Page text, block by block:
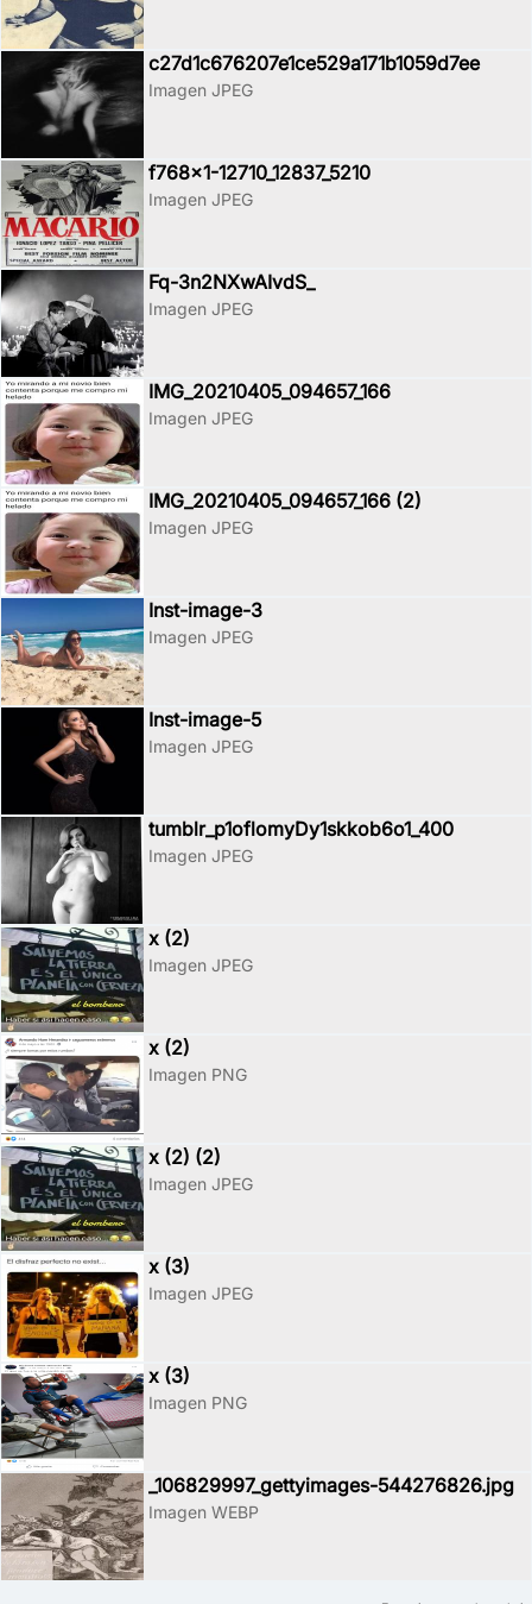
c27d1c676207e1ce529a171b1059d7ee
Imagen JPEG
f768x1-12710_12837_5210
Imagen JPEG
Fq-3n2NXwAIvdS_
Imagen JPEG
IMG_20210405_094657_166
Imagen JPEG
IMG_20210405_094657_166 (2)
Imagen JPEG
Inst-image-3
Imagen JPEG
Inst-image-5
Imagen JPEG
tumblr_p1oflomyDy1skkob6o1_400
Imagen JPEG
x (2)
Imagen JPEG
x (2)
Imagen PNG
x (2) (2)
Imagen JPEG
x (3)
Imagen JPEG
x (3)
Imagen PNG
_106829997_gettyimages-544276826.jpg
Imagen WEBP